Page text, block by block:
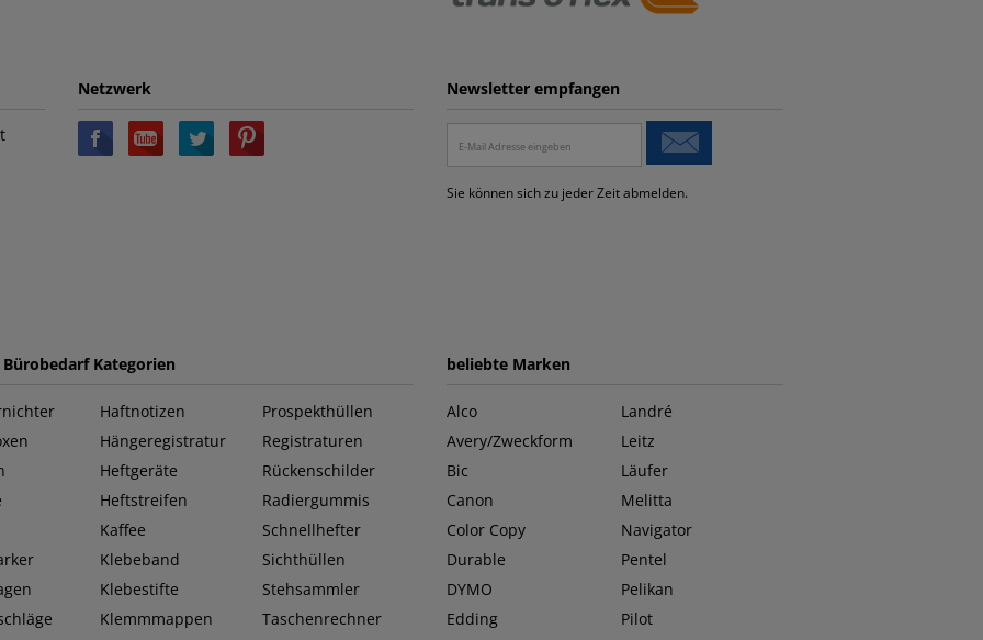
Netzwerk Newsletter empfangen
Sie können sich zu jeder Zeit abmelden.
Kategorien
Haftnotizen
Hängeregistratur
Heftgeräte
Heftstreifen
Kaffee
Klebeband
Klebestifte
Klemmmappen
Prospekthüllen
Registraturen
Rückenschilder
Radiergummis
Schnellhefter
Sichthüllen
Stehsammler
Taschenrechner
beliebte Marken
Alco
Avery/Zweckform
Bic
Canon
Color Copy
Durable
DYMO
Edding
Landré
Leitz
Läufer
Melitta
Navigator
Pentel
Pelikan
Pilot